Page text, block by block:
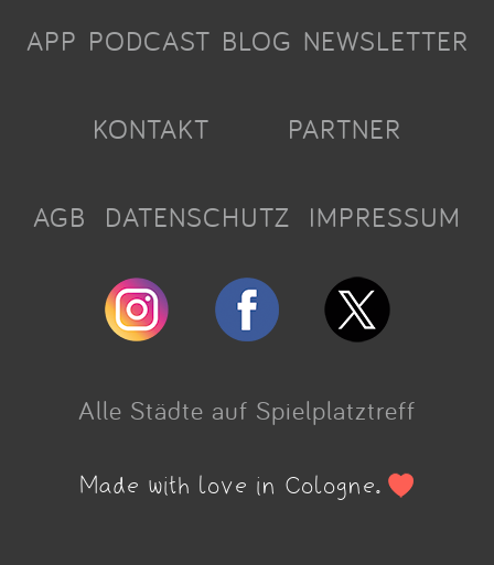
APP PODCAST BLOG NEWSLETTER
KONTAKT PARTNER
AGB DATENSCHUTZ IMPRESSUM
Alle Städte auf Spielplatztreff
Made with love in Cologne.